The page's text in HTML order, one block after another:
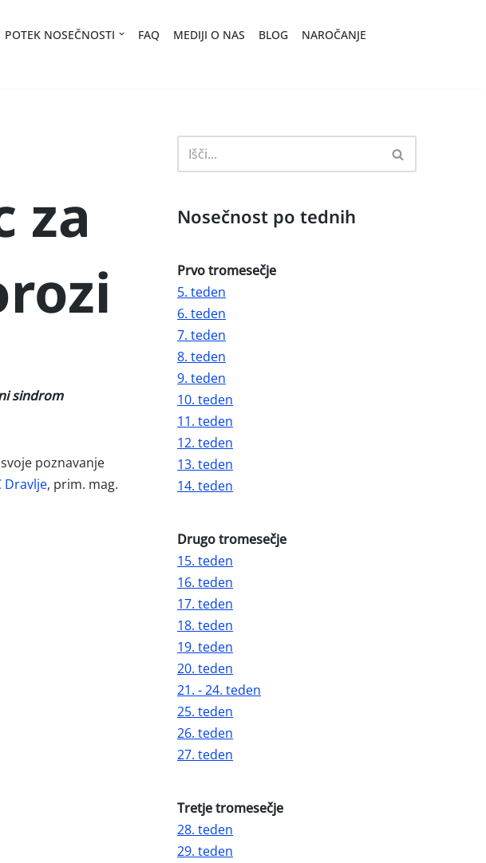
POTEK NOSEČNOSTI FAQ MEDIJI O NAS BLOG
NAROČANJE
za
sindrom
poznavanje
Dravlje, prim. mag.
Nosečnost po tednih
Prvo tromesečje
5. teden
6. teden
7. teden
8. teden
9. teden
10. teden
11. teden
12. teden
13. teden
14. teden
Drugo tromesečje
15. teden
16. teden
17. teden
18. teden
19. teden
20. teden
21. - 24. teden
25. teden
26. teden
27. teden
Tretje tromesečje
28. teden
29. teden